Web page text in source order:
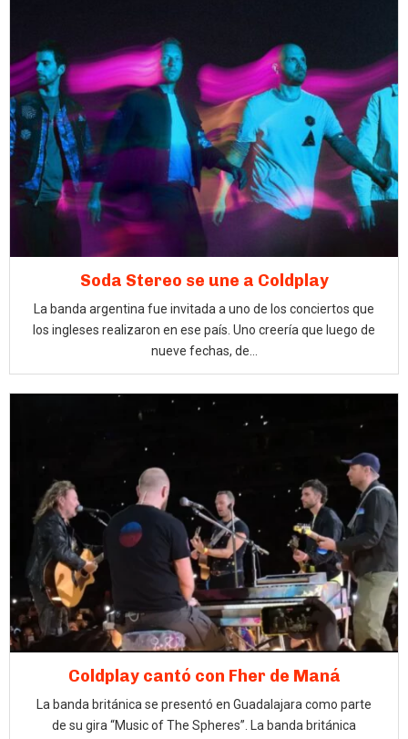
Soda Stereo se une a Coldplay
La banda argentina fue invitada a uno de los conciertos que
los ingleses realizaron en ese país. Uno creería que luego de
nueve fechas, de...
Coldplay cantó con Fher de Maná
La banda británica se presentó en Guadalajara como parte
de su gira “Music of The Spheres”. La banda británica